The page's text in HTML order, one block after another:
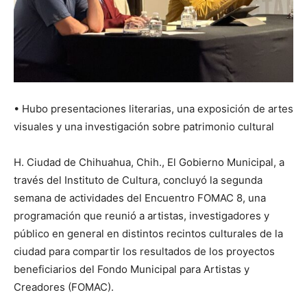
•⁠ ⁠Hubo presentaciones literarias, una exposición de artes
visuales y una investigación sobre patrimonio cultural
H. Ciudad de Chihuahua, Chih., El Gobierno Municipal, a
través del Instituto de Cultura, concluyó la segunda
semana de actividades del Encuentro FOMAC 8, una
programación que reunió a artistas, investigadores y
público en general en distintos recintos culturales de la
ciudad para compartir los resultados de los proyectos
beneficiarios del Fondo Municipal para Artistas y
Creadores (FOMAC).